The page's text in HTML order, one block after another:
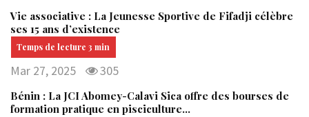
Vie associative : La Jeunesse Sportive de Fifadji célèbre
ses 15 ans d’existence
Mar 27, 2025 305
Bénin : La JCI Abomey-Calavi Sica offre des bourses de
formation pratique en pisciculture…